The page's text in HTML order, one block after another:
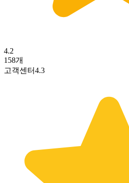
4.2
158개
고객센터4.3